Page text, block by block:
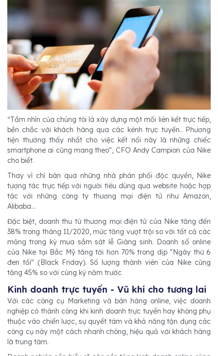
“Tầm nhìn của chúng tôi là xây dựng một mối liên kết trực tiếp,
bền chắc với khách hàng qua các kênh trực tuyến.. Phương
tiện thường thấy nhất cho việc kết nối này là những chiếc
smartphone ai cũng mang theo", CFO Andy Campion của Nike
cho biết.
Thay vì chỉ bán qua những nhà phân phối độc quyền, Nike
tương tác trực tiếp với người tiêu dùng qua website hoặc hợp
tác với những công ty thương mại điện tử như Amazon,
Alibaba...
Đặc biệt, doanh thu từ thương mại điện tử của Nike tăng đến
38% trong tháng 11/2020, mức tăng vượt trội so với tất cả các
mảng trong kỳ mua sắm sát lễ Giáng sinh. Doanh số online
của Nike tại Bắc Mỹ tăng tới hơn 70% trong dịp "Ngày thứ 6
đen tối" (Black Friday). Số lượng thành viên của Nike cũng
tăng 45% so với cùng kỳ năm trước
Kinh doanh trực tuyến - Vũ khí cho tương lai
Với các công cụ Marketing và bán hàng online, việc doanh
nghiệp có thành công khi kinh doanh trực tuyến hay không phụ
thuộc vào chiến lược, sự quyết tâm và khả năng tận dụng các
công cụ này một cách nhanh chóng, hiệu quả với khách hàng
là trung tâm.